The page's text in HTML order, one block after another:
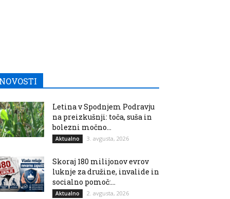
Letina v Spodnjem Podravju
na preizkušnji: toča, suša in
bolezni močno...
Aktualno 3. avgusta, 2026
Skoraj 180 milijonov evrov
luknje za družine, invalide in
socialno pomoč:...
Aktualno 2. avgusta, 2026